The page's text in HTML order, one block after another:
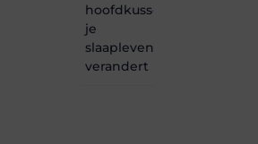
hoofdkussen
je
slaapleven
verandert